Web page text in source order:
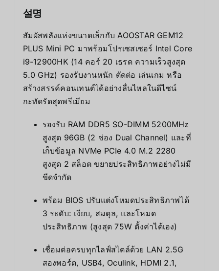
설명
สัมผัสพลังแห่งขนาดเล็กกับ AOOSTAR GEM12
PLUS Mini PC มาพร้อมโปรเซสเซอร์ Intel Core
i9-12900HK (14 คอร์ 20 เธรด ความเร็วสูงสุด
5.0 GHz) รองรับงานหนัก ตัดต่อ เล่นเกม หรือ
สร้างสรรค์คอนเทนต์ได้อย่างลื่นไหลในดีไซน์
กะทัดรัดสุดพรีเมียม
รองรับ RAM DDR5 SO-DIMM 5200MHz
สูงสุด 96GB (2 ช่อง Dual Channel) และที่
เก็บข้อมูล NVMe PCIe 4.0 M.2 2280
สูงสุด 2 สล็อต ขยายประสิทธิภาพอย่างไม่มี
ขีดจำกัด
พร้อม BIOS ปรับแต่งโหมดประสิทธิภาพได้
3 ระดับ: เงียบ, สมดุล, และโหมด
ประสิทธิภาพ (สูงสุด 75W ตั้งค่าได้เอง)
เชื่อมต่อครบทุกไลฟ์สไตล์ด้วย LAN 2.5G
สองพอร์ต, USB4, Oculink, HDMI 2.1,